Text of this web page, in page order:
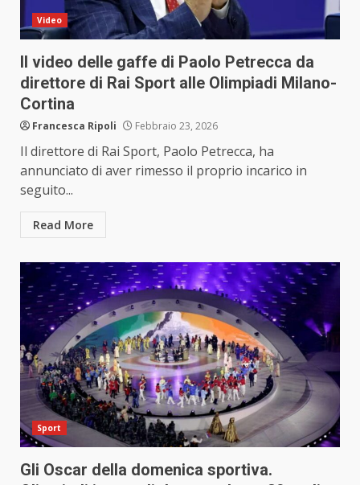
Video
Il video delle gaffe di Paolo Petrecca da
direttore di Rai Sport alle Olimpiadi Milano-
Cortina
Francesca Ripoli Febbraio 23, 2026
Il direttore di Rai Sport, Paolo Petrecca, ha
annunciato di aver rimesso il proprio incarico in
seguito...
Read More
Sport
Gli Oscar della domenica sportiva.